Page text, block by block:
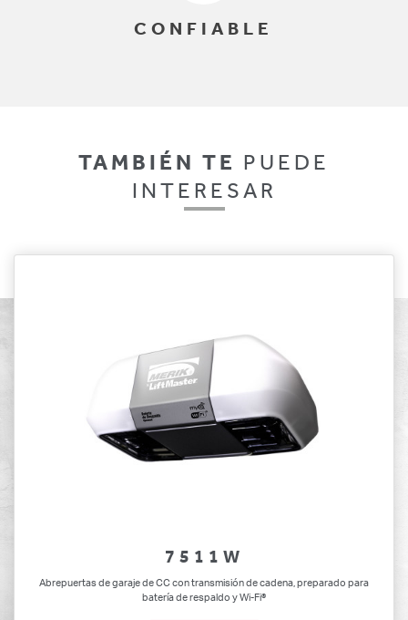
CONFIABLE
TAMBIÉN TE
PUEDE
INTERESAR
7511W
Abrepuertas de garaje de CC con transmisión de cadena, preparado para
batería de respaldo y Wi-Fi®